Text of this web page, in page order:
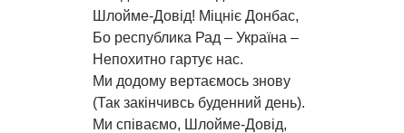
Шлойме-Довід! Міцніє Донбас,
Бо республика Рад – Україна –
Непохитно гартує нас.
Ми додому вертаємось знову
(Так закінчивсь буденний день).
Ми співаємо, Шлойме-Довід,